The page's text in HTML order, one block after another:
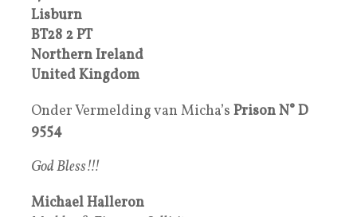
Lisburn
BT28 2 PT
Northern Ireland
United Kingdom
Onder Vermelding van Micha’s Prison N°D
9554
God Bless!!!
Michael Halleron